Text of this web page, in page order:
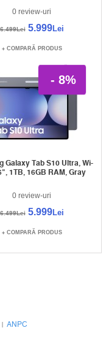
0 review-uri
6.499Lei 5.999Lei
COMPARĂ PRODUS
- 8%
Galaxy Tab S10 Ultra, Wi-
1TB, 16GB RAM, Gray
0 review-uri
6.499Lei 5.999Lei
COMPARĂ PRODUS
ANPC